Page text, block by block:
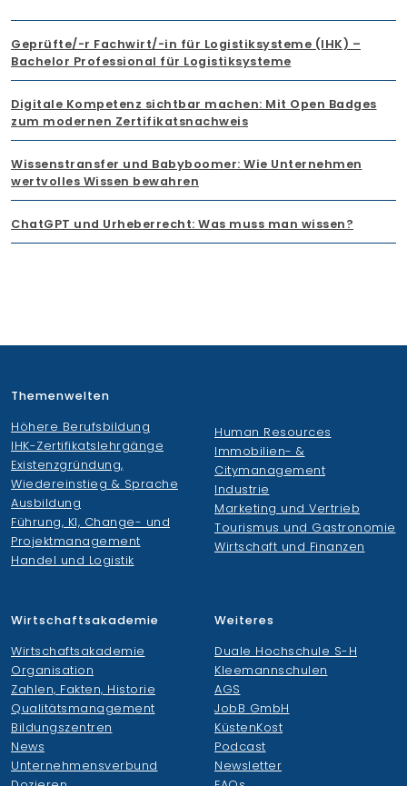
Geprüfte/-r Fachwirt/-in für Logistiksysteme (IHK) –
Bachelor Professional für Logistiksysteme
Digitale Kompetenz sichtbar machen: Mit Open Badges
zum modernen Zertifikatsnachweis
Wissenstransfer und Babyboomer: Wie Unternehmen
wertvolles Wissen bewahren
ChatGPT und Urheberrecht: Was muss man wissen?
Themenwelten
Höhere Berufsbildung
IHK-Zertifikatslehrgänge
Existenzgründung,
Wiedereinstieg & Sprache
Ausbildung
Führung, KI, Change- und
Projektmanagement
Handel und Logistik
Human Resources
Immobilien- &
Citymanagement
Industrie
Marketing und Vertrieb
Tourismus und Gastronomie
Wirtschaft und Finanzen
Wirtschaftsakademie
Wirtschaftsakademie
Organisation
Zahlen, Fakten, Historie
Qualitätsmanagement
Bildungszentren
News
Unternehmensverbund
Weiteres
Duale Hochschule S-H
Kleemannschulen
AGS
JobB GmbH
KüstenKost
Podcast
Newsletter